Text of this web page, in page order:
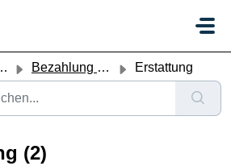
Bezahlung & Erstattung Erstattung
(2)